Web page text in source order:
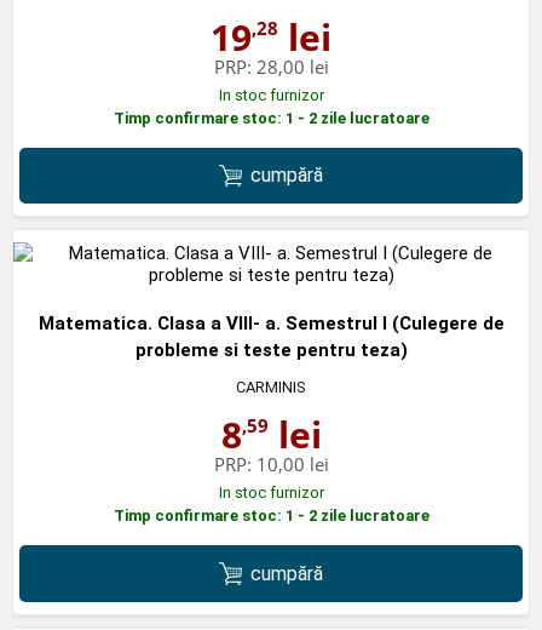
19,28 lei
PRP: 28,00 lei
In stoc furnizor
Timp confirmare stoc: 1 - 2 zile lucratoare
cumpără
Matematica. Clasa a VIII- a. Semestrul I (Culegere de
probleme si teste pentru teza)
CARMINIS
8,59 lei
PRP: 10,00 lei
In stoc furnizor
Timp confirmare stoc: 1 - 2 zile lucratoare
cumpără